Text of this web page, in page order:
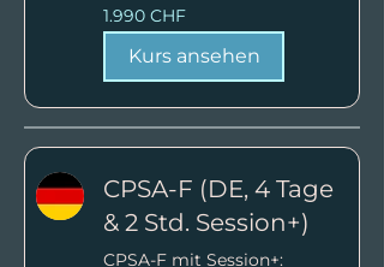
1.990
Schweizer
Franken
1.990 CHF
Kurs ansehen
CPSA-F (DE, 4 Tage
& 2 Std. Session+)
CPSA-F mit Session+: